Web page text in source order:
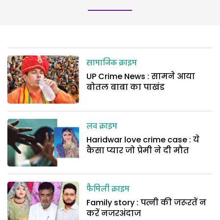
सामाजिक क्राइम
UP Crime News : सामने आया
बोतल बाबा का पाखंड
लव क्राइम
Haridwar love crime case : ये
कैसा प्यार जो प्रेमी ने दी मौत
फैमिली क्राइम
Family story : पत्नी की जरूरतें न
करें नजरअंदाज